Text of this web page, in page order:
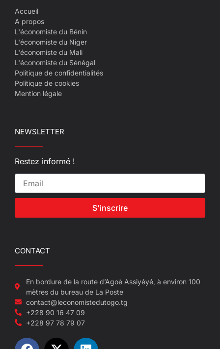
Accueil
A propos
L'économiste du Bénin
L'économiste du Niger
L'économiste du Mali
L'économiste du Sénégal
Politique de confidentialités
Politique de cookies
Mention légale
NEWSLETTER
Restez informé !
S'inscrire
CONTACT
En bordure de la route d’Agoè Assiyéyé, à environ 100
mètres du bureau de La Poste
contact@leconomistedutogo.tg
+228 90 16 47 09
+228 97 78 79 07